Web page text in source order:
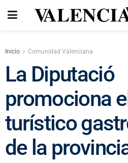
Inicio Comunidad Valenciana
La Diputació
promociona
turístico
de la